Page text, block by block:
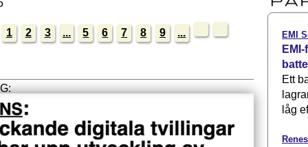
1 2 3 ... 5 6 7 8 9 ... EMI
Ett
låg